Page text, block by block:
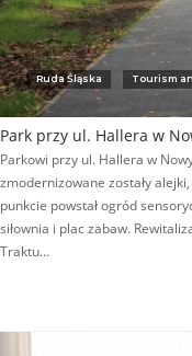
Ruda Śląska Tourism
Park przy ul. Hallera w
Parkowi przy ul. Hallera w
zmodernizowane zostały
punkcie powstał ogród
siłownia i plac zabaw.
Traktu…